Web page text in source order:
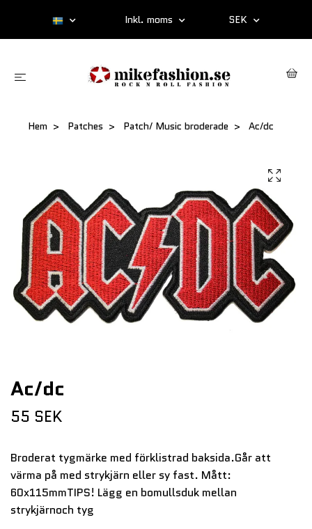
Inkl. moms SEK
Hem Patches Patch/ Music broderade Ac/dc
Ac/dc
55 SEK
Broderat tygmärke med förklistrad baksida.Går att
värma på med strykjärn eller sy fast. Mått:
60x115mmTIPS! Lägg en bomullsduk mellan
strykjärnoch tyg